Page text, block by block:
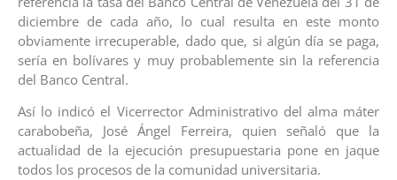
diciembre de cada año, lo cual resulta en este monto
obviamente irrecuperable, dado que, si algún día se paga,
sería en bolívares y muy probablemente sin la referencia
del Banco Central.‎ ‎
Así lo indicó el Vicerrector Administrativo del alma máter
carabobeña, José Ángel Ferreira, quien señaló que la
actualidad de la ejecución presupuestaria pone en jaque
todos los procesos de la comunidad universitaria.‎